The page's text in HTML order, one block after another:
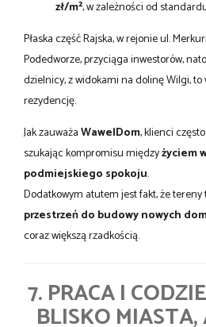
zł/m², w zależności od
Płaska część Rajska, w rejonie ul.
Podedworze, przyciąga inwestorów,
dzielnicy, z widokami na dolinę Wilgi,
rezydencję.
Jak zauważaWawelDom, klienci
szukając kompromisu międzyżyciem
podmiejskiego spokoju.
Dodatkowym atutem jest fakt, że tereny
przestrzeń do budowy nowych
coraz większą rzadkością.
7. PRACA I
BLISKO